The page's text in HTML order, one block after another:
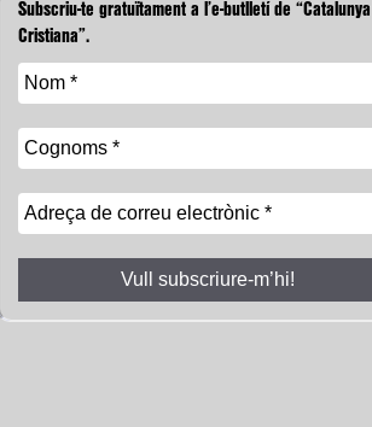
Subscriu-te gratuïtament a l’e-butlletí de “Catalunya
Cristiana”.